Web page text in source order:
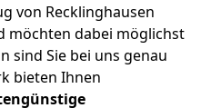
von Recklinghausen
möchten dabei möglichst
sind Sie bei uns genau
bieten Ihnen